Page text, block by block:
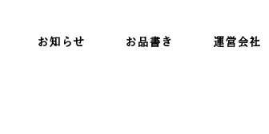
お知らせ お品書き 運営会社